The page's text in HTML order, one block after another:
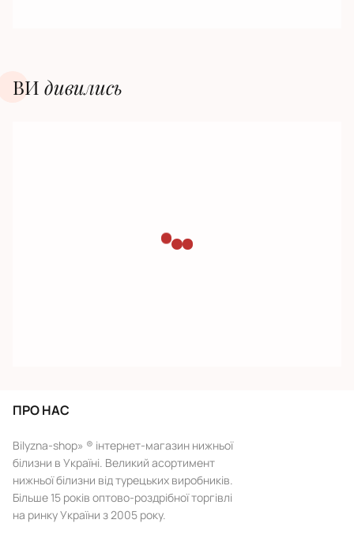
ВИ дивилиcь
ПРО НАС
Bilyzna-shop» ® інтернет-магазин нижньої
білизни в Україні. Великий асортимент
нижньої білизни від турецьких виробників.
Більше 15 років оптово-роздрібної торгівлі
на ринку України з 2005 року.